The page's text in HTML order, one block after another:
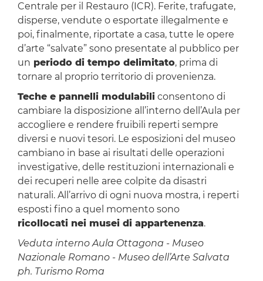
Centrale per il Restauro (ICR). Ferite, trafugate,
disperse, vendute o esportate illegalmente e
poi, finalmente, riportate a casa, tutte le opere
d’arte “salvate” sono presentate al pubblico per
un periodo di tempo delimitato, prima di
tornare al proprio territorio di provenienza.
Teche e pannelli modulabiliconsentono di
cambiare la disposizione all’interno dell’Aula per
accogliere e rendere fruibili reperti sempre
diversi e nuovi tesori. Le esposizioni del museo
cambiano in base ai risultati delle operazioni
investigative, delle restituzioni internazionali e
dei recuperi nelle aree colpite da disastri
naturali. All’arrivo di ogni nuova mostra, i reperti
esposti fino a quel momento sono
ricollocati nei musei di appartenenza.
Veduta interno Aula Ottagona - Museo
Nazionale Romano - Museo dell’Arte Salvata
ph. Turismo Roma